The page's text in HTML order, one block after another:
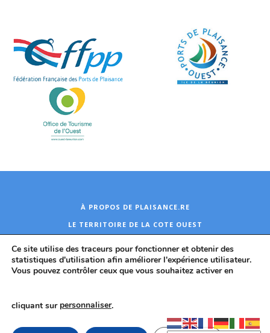
À PROPOS DE PLAISANCE.RE
LE TERRITOIRE DE LA COTE OUEST
des données personnelles
rpp@tco.re
Ce site utilise des traceurs pour fonctionner et obtenir des
statistiques d'utilisation afin améliorer l'expérience utilisateur.
Vous pouvez contrôler ceux que vous souhaitez activer en
cliquant sur personnaliser.